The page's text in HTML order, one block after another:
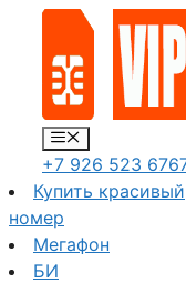
содержимому
Меню
+7 926 523
Купить красивый
номер
Мегафон
БИ